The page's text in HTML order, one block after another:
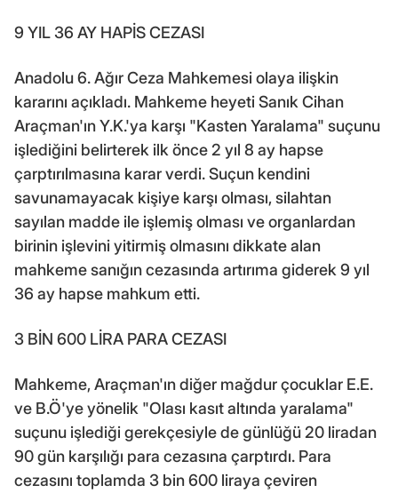
9 YIL 36 AY HAPİS CEZASI
Anadolu 6. Ağır Ceza Mahkemesi olaya ilişkin
kararını açıkladı. Mahkeme heyeti Sanık Cihan
Araçman'ın Y.K.'ya karşı "Kasten Yaralama" suçunu
işlediğini belirterek ilk önce 2 yıl 8 ay hapse
çarptırılmasına karar verdi. Suçun kendini
savunamayacak kişiye karşı olması, silahtan
sayılan madde ile işlemiş olması ve organlardan
birinin işlevini yitirmiş olmasını dikkate alan
mahkeme sanığın cezasında artırıma giderek 9 yıl
36 ay hapse mahkum etti.
3 BİN 600 LİRA PARA CEZASI
Mahkeme, Araçman'ın diğer mağdur çocuklar E.E.
ve B.Ö'ye yönelik "Olası kasıt altında yaralama"
suçunu işlediği gerekçesiyle de günlüğü 20 liradan
90 gün karşılığı para cezasına çarptırdı. Para
cezasını toplamda 3 bin 600 liraya çeviren